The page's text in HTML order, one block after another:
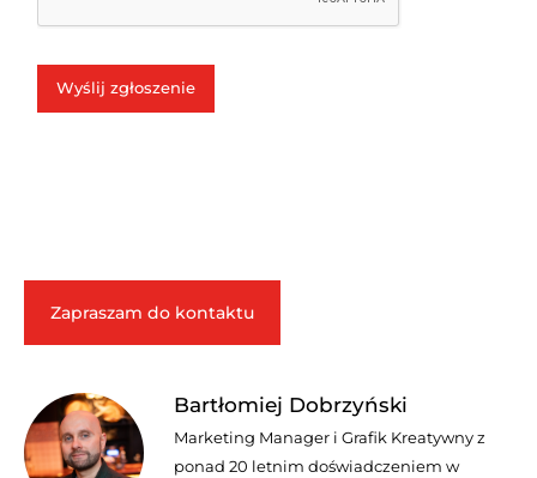
Wyślij zgłoszenie
Zapraszam do kontaktu
Bartłomiej Dobrzyński
Marketing Manager i Grafik Kreatywny z
ponad 20 letnim doświadczeniem w